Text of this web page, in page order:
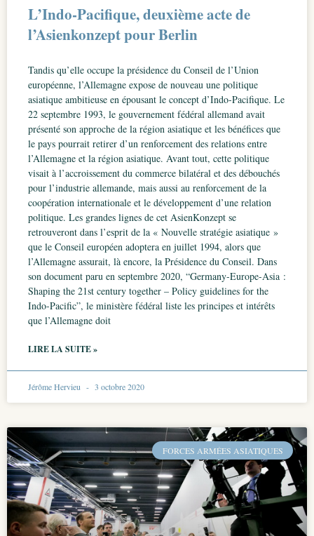
L’Indo-Pacifique, deuxième acte de
l’Asienkonzept pour Berlin
Tandis qu’elle occupe la présidence du Conseil de l’Union
européenne, l’Allemagne expose de nouveau une politique
asiatique ambitieuse en épousant le concept d’Indo-Pacifique. Le
22 septembre 1993, le gouvernement fédéral allemand avait
présenté son approche de la région asiatique et les bénéfices que
le pays pourrait retirer d’un renforcement des relations entre
l’Allemagne et la région asiatique. Avant tout, cette politique
visait à l’accroissement du commerce bilatéral et des débouchés
pour l’industrie allemande, mais aussi au renforcement de la
coopération internationale et le développement d’une relation
politique. Les grandes lignes de cet AsienKonzept se
retrouveront dans l’esprit de la « Nouvelle stratégie asiatique »
que le Conseil européen adoptera en juillet 1994, alors que
l’Allemagne assurait, là encore, la Présidence du Conseil. Dans
son document paru en septembre 2020, “Germany-Europe-Asia :
Shaping the 21st century together – Policy guidelines for the
Indo-Pacific”, le ministère fédéral liste les principes et intérêts
que l’Allemagne doit
LIRE LA SUITE »
Jérôme Hervieu 3 octobre 2020
FORCES ARMÉES ASIATIQUES